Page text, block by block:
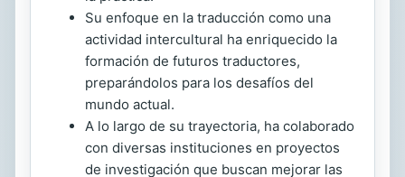
Su enfoque en la traducción como una
actividad intercultural ha enriquecido la
formación de futuros traductores,
preparándolos para los desafíos del
mundo actual.
A lo largo de su trayectoria, ha colaborado
con diversas instituciones en proyectos
de investigación que buscan mejorar las